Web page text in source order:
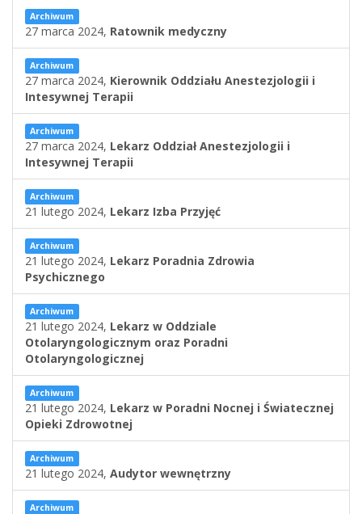
Archiwum
27 marca 2024, Ratownik medyczny
Archiwum
27 marca 2024, Kierownik Oddziału Anestezjologii i
Intesywnej Terapii
Archiwum
27 marca 2024, Lekarz Oddział Anestezjologii i
Intesywnej Terapii
Archiwum
21 lutego 2024, Lekarz Izba Przyjęć
Archiwum
21 lutego 2024, Lekarz Poradnia Zdrowia
Psychicznego
Archiwum
21 lutego 2024, Lekarz w Oddziale
Otolaryngologicznym oraz Poradni
Otolaryngologicznej
Archiwum
21 lutego 2024, Lekarz w Poradni Nocnej i Światecznej
Opieki Zdrowotnej
Archiwum
21 lutego 2024, Audytor wewnętrzny
Archiwum